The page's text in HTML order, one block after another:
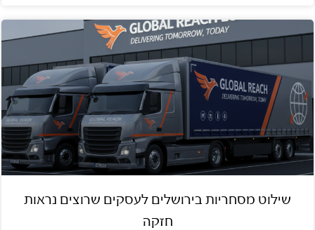
שילוט מסחריות בירושלים לעסקים שרוצים נראות
חזקה